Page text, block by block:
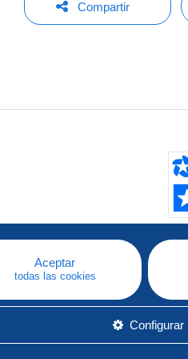
Compartir
Aceptar
todas las cookies
Configurar